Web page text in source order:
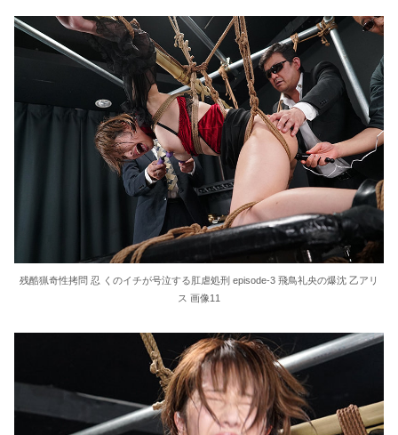
残酷猟奇性拷問 忍 くのイチが号泣する肛虐処刑 episode-3 飛鳥礼央の爆沈 乙アリ
ス 画像11